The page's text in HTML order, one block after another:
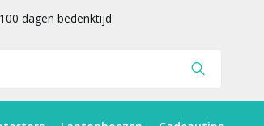
100 dagen bedenktijd